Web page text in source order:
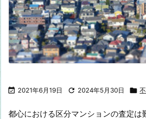
 2021年6月19日  2024年5月30日 
都心における区分マンションの査定は